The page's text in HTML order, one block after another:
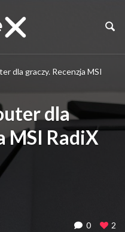
dla graczy. Recenzja MSI
dla
MSI RadiX
0 2